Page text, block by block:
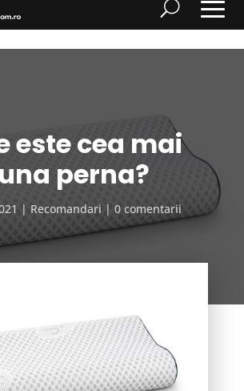
este cea mai
perna?
Recomandari 0 comentarii